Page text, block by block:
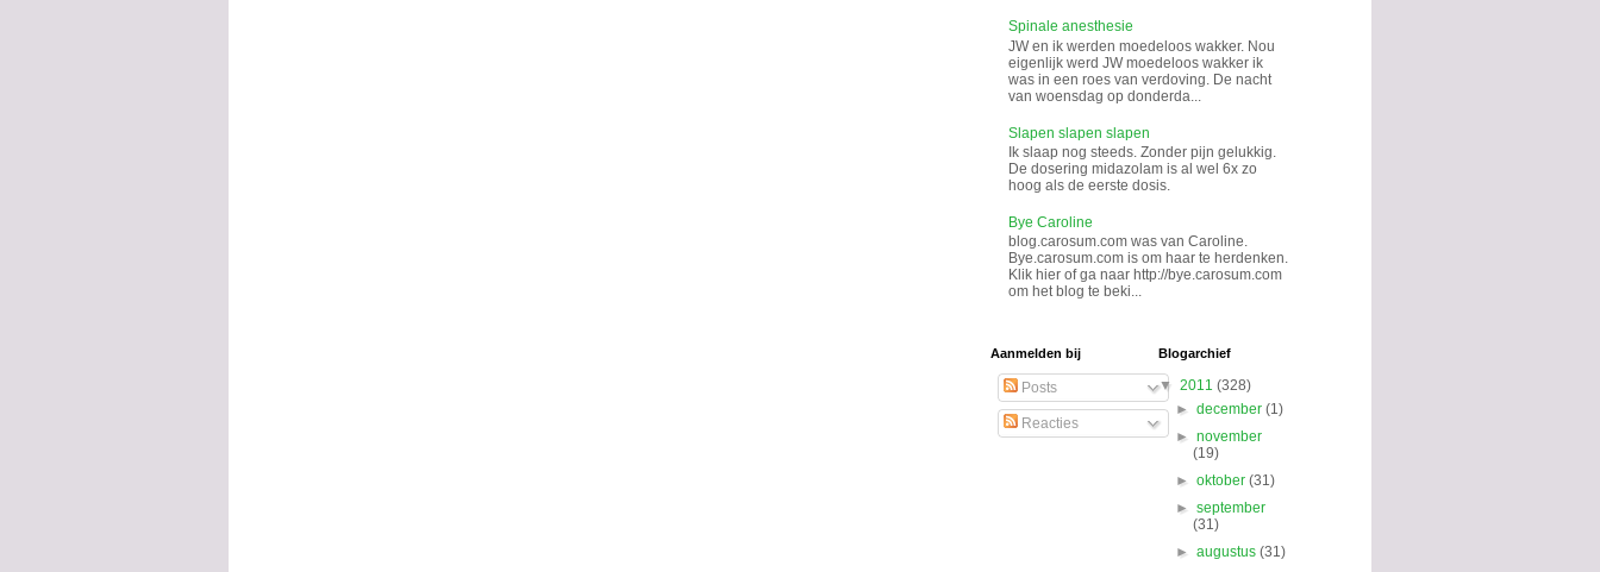
Spinale anesthesie
JW en ik werden moedeloos wakker. Nou
eigenlijk werd JW moedeloos wakker ik
was in een roes van verdoving. De nacht
van woensdag op donderda...
Slapen slapen slapen
Ik slaap nog steeds. Zonder pijn gelukkig.
De dosering midazolam is al wel 6x zo
hoog als de eerste dosis.
Bye Caroline
blog.carosum.com was van Caroline.
Bye.carosum.com is om haar te herdenken.
Klik hier of ga naar http://bye.carosum.com
om het blog te beki...
Aanmelden bij
Posts
Reacties
Blogarchief
▼ 2011 (328)
►december(1)
►november
(19)
►oktober(31)
►september
(31)
►augustus(31)